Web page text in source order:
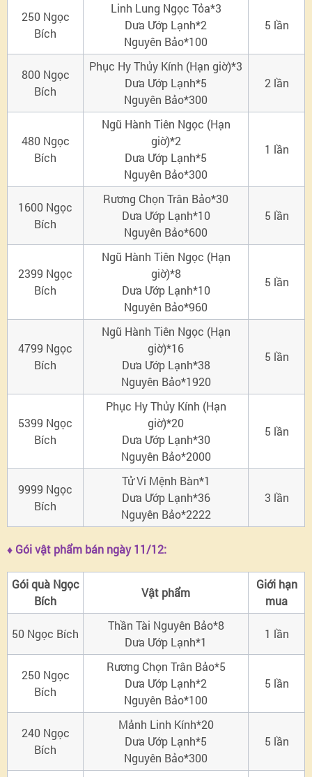
250 Ngọc
Bích
Linh Lung Ngọc Tỏa*3
Dưa Ướp Lạnh*2
Nguyên Bảo*100
5 lần
800 Ngọc
Bích
Phục Hy Thủy Kính (Hạn giờ)*3
Dưa Ướp Lạnh*5
Nguyên Bảo*300
2 lần
480 Ngọc
Bích
Ngũ Hành Tiên Ngọc (Hạn
giờ)*2
Dưa Ướp Lạnh*5
Nguyên Bảo*300
1 lần
1600 Ngọc
Bích
Rương Chọn Trân Bảo*30
Dưa Ướp Lạnh*10
Nguyên Bảo*600
5 lần
2399 Ngọc
Bích
Ngũ Hành Tiên Ngọc (Hạn
giờ)*8
Dưa Ướp Lạnh*10
Nguyên Bảo*960
5 lần
4799 Ngọc
Bích
Ngũ Hành Tiên Ngọc (Hạn
giờ)*16
Dưa Ướp Lạnh*38
Nguyên Bảo*1920
5 lần
5399 Ngọc
Bích
Phục Hy Thủy Kính (Hạn
giờ)*20
Dưa Ướp Lạnh*30
Nguyên Bảo*2000
5 lần
9999 Ngọc
Bích
Tử Vi Mệnh Bàn*1
Dưa Ướp Lạnh*36
Nguyên Bảo*2222
3 lần
♦ Gói vật phẩm bán ngày 11/12:
Gói quà Ngọc
Bích
Vật phẩm
Giới hạn
mua
50 Ngọc Bích
Thần Tài Nguyên Bảo*8
Dưa Ướp Lạnh*1
1 lần
250 Ngọc
Bích
Rương Chọn Trân Bảo*5
Dưa Ướp Lạnh*2
Nguyên Bảo*100
5 lần
240 Ngọc
Bích
Mảnh Linh Kính*20
Dưa Ướp Lạnh*5
Nguyên Bảo*300
5 lần